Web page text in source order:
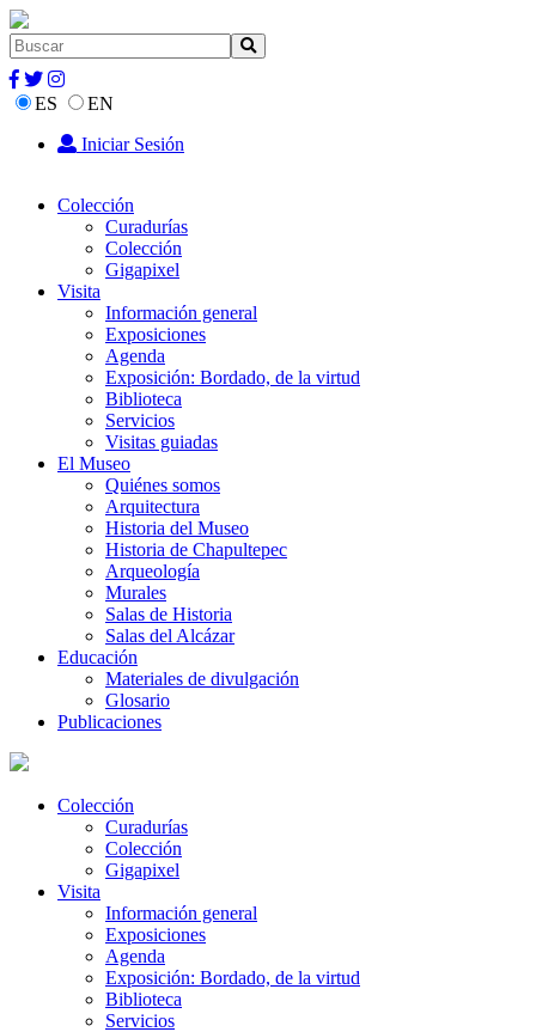
ES
EN
Iniciar Sesión
Colección
Curadurías
Colección
Gigapixel
Visita
Información general
Exposiciones
Agenda
Exposición: Bordado, de la virtud
Biblioteca
Servicios
Visitas guiadas
El Museo
Quiénes somos
Arquitectura
Historia del Museo
Historia de Chapultepec
Arqueología
Murales
Salas de Historia
Salas del Alcázar
Educación
Materiales de divulgación
Glosario
Publicaciones
Colección
Curadurías
Colección
Gigapixel
Visita
Información general
Exposiciones
Agenda
Exposición: Bordado, de la virtud
Biblioteca
Servicios